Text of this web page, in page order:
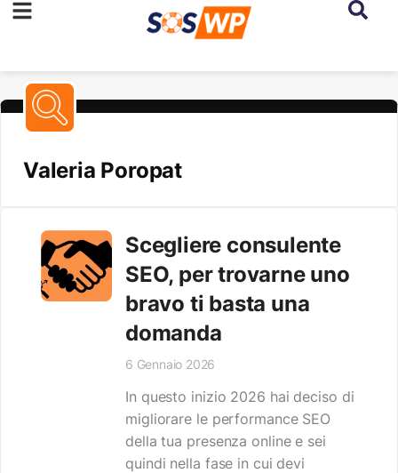
Valeria Poropat
Scegliere consulente
SEO, per trovarne uno
bravo ti basta una
domanda
6 Gennaio 2026
In questo inizio 2026 hai deciso di
migliorare le performance SEO
della tua presenza online e sei
quindi nella fase in cui devi